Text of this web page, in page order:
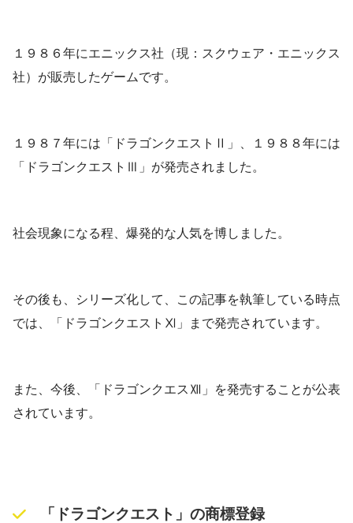
１９８６年にエニックス社（現：スクウェア・エニックス
社）が販売したゲームです。
１９８７年には「ドラゴンクエストⅡ」、１９８８年には
「ドラゴンクエストⅢ」が発売されました。
社会現象になる程、爆発的な人気を博しました。
その後も、シリーズ化して、この記事を執筆している時点
では、「ドラゴンクエストⅪ」まで発売されています。
また、今後、「ドラゴンクエスⅫ」を発売することが公表
されています。
「ドラゴンクエスト」の商標登録